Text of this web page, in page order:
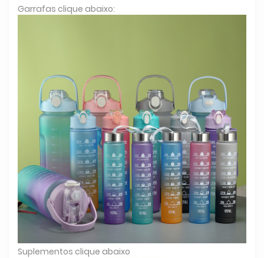
Garrafas clique abaixo:
Suplementos clique abaixo